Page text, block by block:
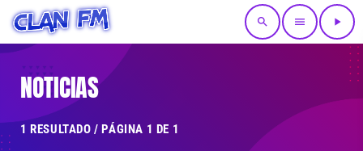
search menu play_arrow
NOTICIAS
1 RESULTADO / PÁGINA 1 DE 1